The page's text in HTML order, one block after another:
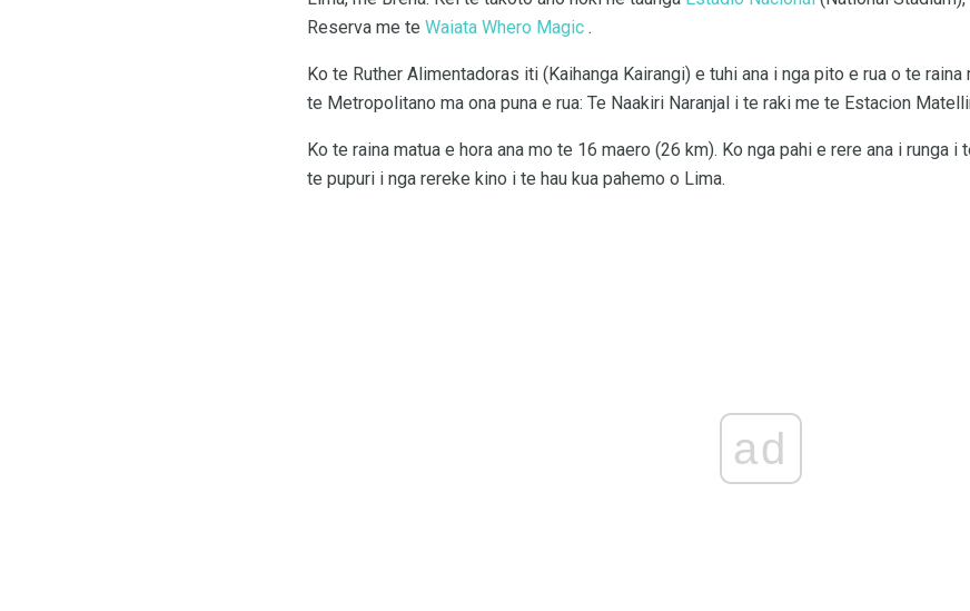
Reserva me te Waiata Whero Magic .
Ko te Ruther Alimentadoras iti (Kaihanga Kairangi) e tuhi ana i nga pito e rua o te raina
te Metropolitano ma ona puna e rua: Te Naakiri Naranjal i te raki me te Estacion
Ko te raina matua e hora ana mo te 16 maero (26 km). Ko nga pahi e rere ana i runga i
te pupuri i nga rereke kino i te hau kua pahemo o Lima.
ad